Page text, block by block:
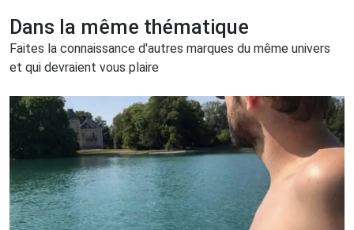
Dans la même thématique
Faites la connaissance d'autres marques du même univers
et qui devraient vous plaire